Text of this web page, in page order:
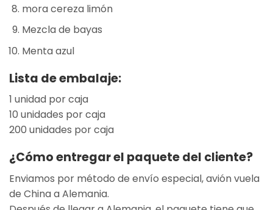
mora cereza limón
Mezcla de bayas
Menta azul
Lista de embalaje:
1 unidad por caja
10 unidades por caja
200 unidades por caja
¿Cómo entregar el paquete del cliente?
Enviamos por método de envío especial, avión vuela
de China a Alemania.